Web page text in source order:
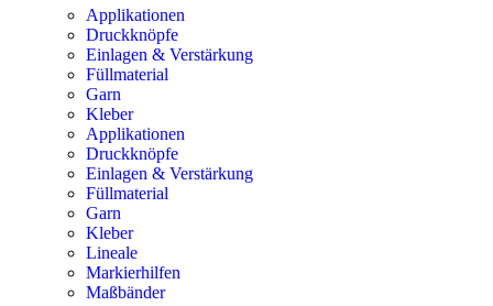
Applikationen
Druckknöpfe
Einlagen & Verstärkung
Füllmaterial
Garn
Kleber
Applikationen
Druckknöpfe
Einlagen & Verstärkung
Füllmaterial
Garn
Kleber
Lineale
Markierhilfen
Maßbänder